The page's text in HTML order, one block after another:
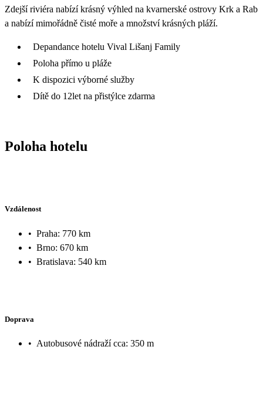
Zdejší riviéra nabízí krásný výhled na kvarnerské ostrovy Krk a Rab
a nabízí mimořádně čisté moře a množství krásných pláží.
Depandance hotelu Vival Lišanj Family
Poloha přímo u pláže
K dispozici výborné služby
Dítě do 12let na přistýlce zdarma
Poloha hotelu
Vzdálenost
• Praha: 770 km
• Brno: 670 km
• Bratislava: 540 km
Doprava
• Autobusové nádraží cca: 350 m